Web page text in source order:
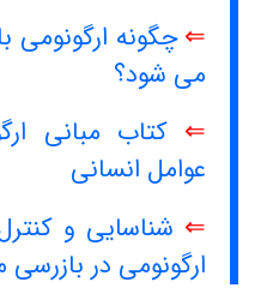
⇐چگونه ارگونومی
می شود؟
⇐ کتاب مبانی
عوامل انسانی
⇐ شناسایی و
ارگونومی در